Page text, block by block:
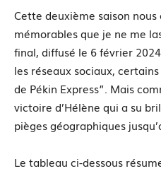
Cette deuxième saison
mémorables que je ne me
final, diffusé le 6 février
les réseaux sociaux,
de Pékin Express”. Mais
victoire d’Hélène qui a su
pièges géographiques
Le tableau ci-dessous